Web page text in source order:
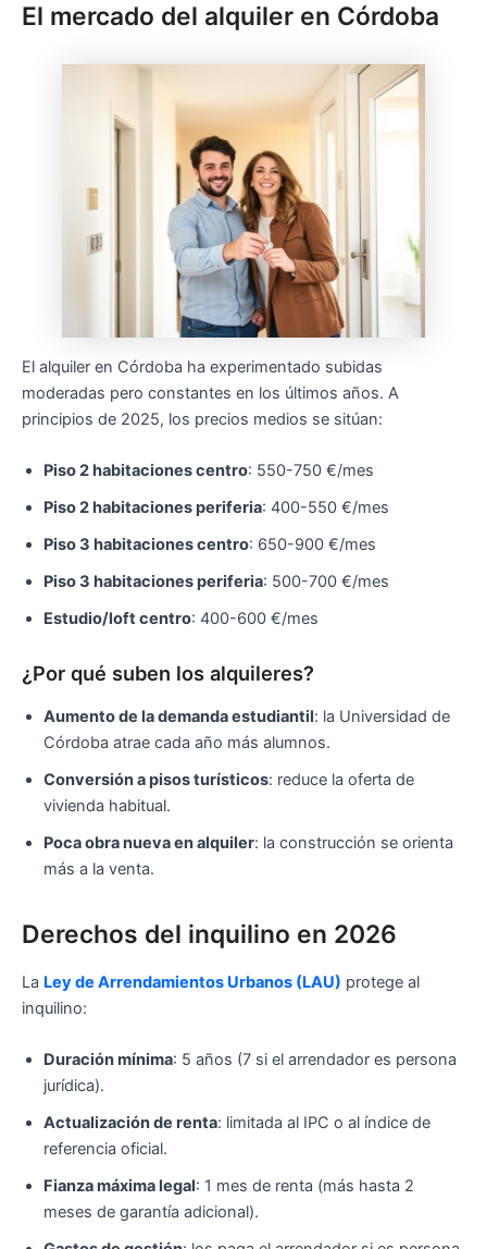
El mercado del alquiler en Córdoba
El alquiler en Córdoba ha experimentado subidas
moderadas pero constantes en los últimos años. A
principios de 2025, los precios medios se sitúan:
Piso 2 habitaciones centro: 550-750 €/mes
Piso 2 habitaciones periferia: 400-550 €/mes
Piso 3 habitaciones centro: 650-900 €/mes
Piso 3 habitaciones periferia: 500-700 €/mes
Estudio/loft centro: 400-600 €/mes
¿Por qué suben los alquileres?
Aumento de la demanda estudiantil: la Universidad de
Córdoba atrae cada año más alumnos.
Conversión a pisos turísticos: reduce la oferta de
vivienda habitual.
Poca obra nueva en alquiler: la construcción se orienta
más a la venta.
Derechos del inquilino en 2026
La Ley de Arrendamientos Urbanos (LAU) protege al
inquilino:
Duración mínima: 5 años (7 si el arrendador es persona
jurídica).
Actualización de renta: limitada al IPC o al índice de
referencia oficial.
Fianza máxima legal: 1 mes de renta (más hasta 2
meses de garantía adicional).